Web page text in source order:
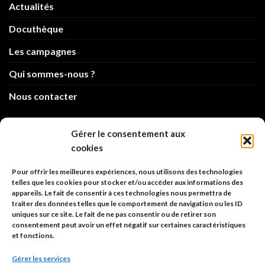
Gérer le consentement aux
cookies
Pour offrir les meilleures expériences, nous utilisons des technologies
telles que les cookies pour stocker et/ou accéder aux informations des
appareils. Le fait de consentir à ces technologies nous permettra de
traiter des données telles que le comportement de navigation ou les ID
uniques sur ce site. Le fait de ne pas consentir ou de retirer son
consentement peut avoir un effet négatif sur certaines caractéristiques
et fonctions.
Gérer les services
Actualités
Docuthèque
Les campagnes
Qui sommes-nous ?
Nous contacter
info@code-animal.com
Code Animal
26, rue principale
67480 Roppenheim
Adresse à utiliser pour les envois en AR.